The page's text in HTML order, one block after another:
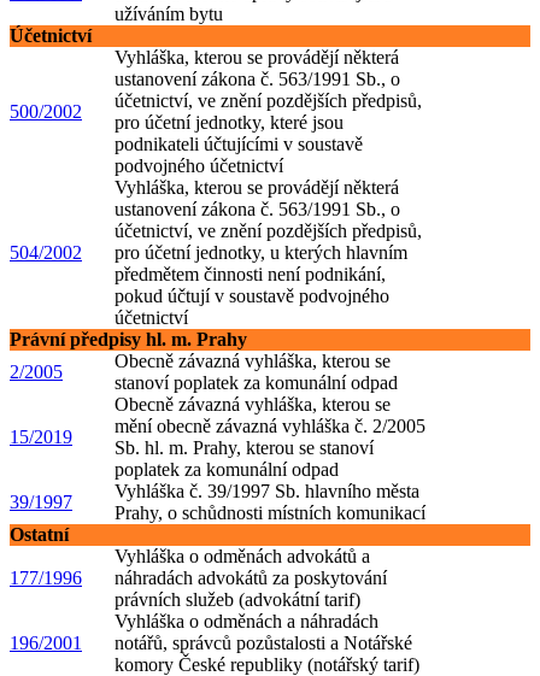
užíváním bytu
Účetnictví
500/2002
Vyhláška, kterou se provádějí některá
ustanovení zákona č. 563/1991 Sb., o
účetnictví, ve znění pozdějších předpisů,
pro účetní jednotky, které jsou
podnikateli účtujícími v soustavě
podvojného účetnictví
504/2002
Vyhláška, kterou se provádějí některá
ustanovení zákona č. 563/1991 Sb., o
účetnictví, ve znění pozdějších předpisů,
pro účetní jednotky, u kterých hlavním
předmětem činnosti není podnikání,
pokud účtují v soustavě podvojného
účetnictví
Právní předpisy hl. m. Prahy
2/2005
Obecně závazná vyhláška, kterou se
stanoví poplatek za komunální odpad
15/2019
Obecně závazná vyhláška, kterou se
mění obecně závazná vyhláška č. 2/2005
Sb. hl. m. Prahy, kterou se stanoví
poplatek za komunální odpad
39/1997
Vyhláška č. 39/1997 Sb. hlavního města
Prahy, o schůdnosti místních komunikací
Ostatní
177/1996
Vyhláška o odměnách advokátů a
náhradách advokátů za poskytování
právních služeb (advokátní tarif)
196/2001
Vyhláška o odměnách a náhradách
notářů, správců pozůstalosti a Notářské
komory České republiky (notářský tarif)